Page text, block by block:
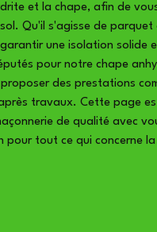
et la chape, afin de
Qu'il s'agisse de parquet
une isolation solide
pour notre chape
des prestations
travaux. Cette page
de qualité avec
tout ce qui concerne